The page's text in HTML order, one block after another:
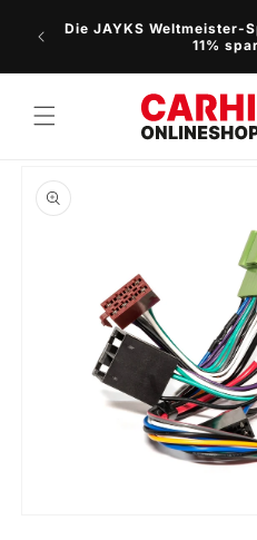
Inhalt
Die JAYKS Weltmeister-
11%